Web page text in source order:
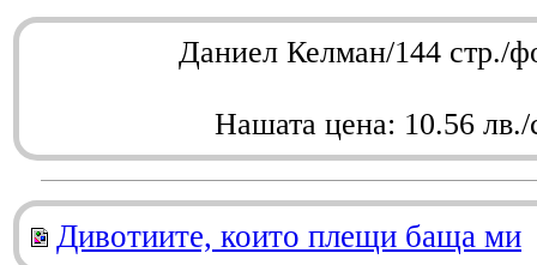
Даниел Келман/144 стр./
Нашата цена: 10.56 лв./
Дивотиите, които плещи баща ми